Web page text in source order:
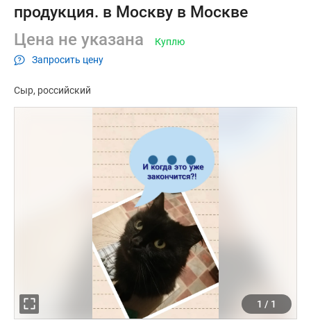
продукция. в Москву в Москве
Цена не указана
Запросить цену
Куплю
Сыр российский
1 / 1